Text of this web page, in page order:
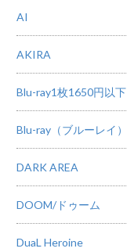
AI
AKIRA
Blu-ray1枚1650円以下
Blu-ray（ブルーレイ）
DARK AREA
DOOM/ドゥーム
DuaL Heroine